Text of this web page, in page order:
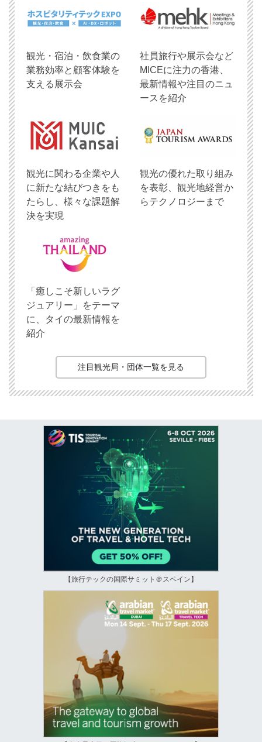
観光・宿泊・飲食業の
業務効率と顧客体験を
支える展示会
社員旅行や展示会など
MICEに注力の香港、
最新情報や注目のニュ
ースを紹介
観光に関わる企業や人
に新たな結びつきをも
たらし、様々な課題解
決を実現
観光の優れた取り組み
を表彰、観光地経営か
らテクノロジーまで
「癒しこそ新しいラグ
ジュアリー」をテーマ
に、タイの最新情報を
紹介
注目観光局・団体一覧を見る
【旅行テックの国際サミット＠スペイン】